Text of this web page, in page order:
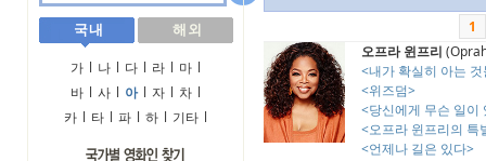
국 내 해 외
가 l 나 l 다 l 라 l 마 l
바 l 사 l 아 l 자 l 차 l
카 l 타 l 파 l 하 l 기타 l
1
오프라 윈프리
<내가 확실히 아는
<위즈덤>
<당신에게 무슨 일이
<오프라 윈프리의 특
<언제나 길은 있다>